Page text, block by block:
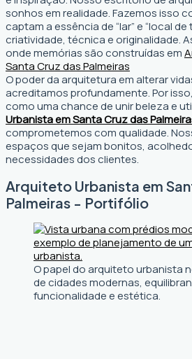
sonhos em realidade. Fazemos isso
captam a essência de “lar” e “local
criatividade, técnica e originalidade.
onde memórias são construídas em
Santa Cruz das Palmeiras
O poder da arquitetura em alterar
acreditamos profundamente. Por
como uma chance de unir beleza e
Urbanista em Santa Cruz das
comprometemos com qualidade.
espaços que sejam bonitos,
necessidades dos clientes.
Arquiteto Urbanista em
Palmeiras - Portifólio
O papel do arquiteto urbanista
de cidades modernas,
funcionalidade e estética.